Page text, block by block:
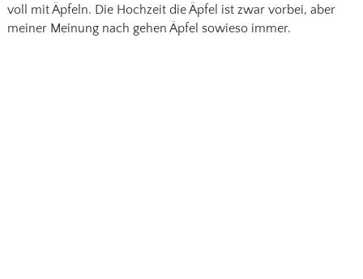
voll mit Äpfeln. Die Hochzeit die Äpfel ist zwar vorbei, aber
meiner Meinung nach gehen Äpfel sowieso immer.